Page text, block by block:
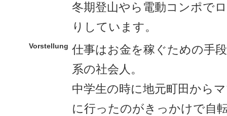
冬期登山やら電動コンポで
りしています。
Vorstellung 仕事はお金を稼ぐための手
系の社会人。
中学生の時に地元町田から
に行ったのがきっかけで自